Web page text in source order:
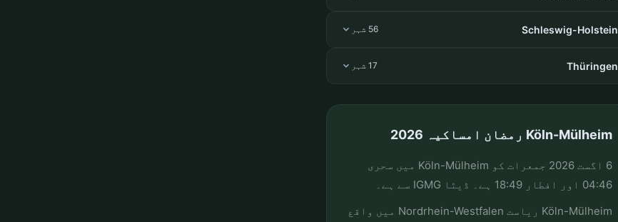
Schleswig-Holstein 56 شہر
Thüringen 17 شہر
Köln-Mülheim رمضان امساکیہ 2026
6 اگست 2026 جمعرات کو Köln-Mülheim میں سحری
04:46 اور افطار 18:49 ہے۔ ڈیٹا IGMG سے ہے۔
Köln-Mülheim ریاست Nordrhein-Westfalen میں واقع